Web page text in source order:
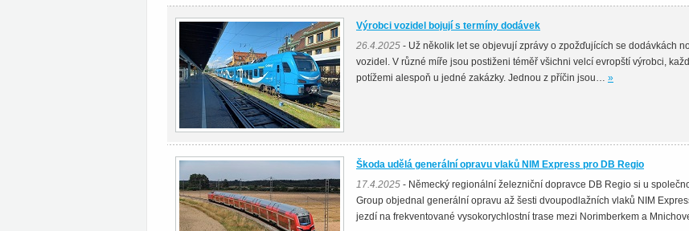
Výrobci vozidel bojují s termíny dodávek
26.4.2025 - Už několik let se objevují zprávy o zpožďujících se dodávkách
vozidel. V různé míře jsou postiženi téměř všichni velcí evropští výrobci,
potížemi alespoň u jedné zakázky. Jednou z příčin jsou… »
Škoda udělá generální opravu vlaků NIM Express pro DB Regio
17.4.2025 - Německý regionální železniční dopravce DB Regio si u
Group objednal generální opravu až šesti dvoupodlažních vlaků NIM
jezdí na frekventované vysokorychlostní trase mezi Norimberkem a